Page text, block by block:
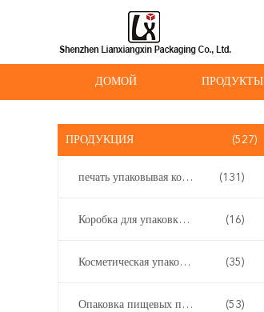
ДОМОЙ ПРОДУКТЫ
ПРОДУКЦИЯ (527)
печать упаковывая коробки (131)
Коробка для упаковки вейпов (16)
Косметическая упаковывая коробка (35)
Опаковка пищевых продуктов (53)